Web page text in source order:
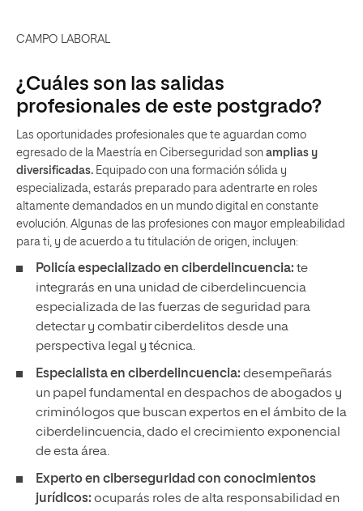
CAMPO LABORAL
¿Cuáles son las salidas
profesionales de este postgrado?
Las oportunidades profesionales que te aguardan como
egresado de la Maestría en Ciberseguridad son amplias y
diversificadas. Equipado con una formación sólida y
especializada, estarás preparado para adentrarte en roles
altamente demandados en un mundo digital en constante
evolución. Algunas de las profesiones con mayor empleabilidad
para ti, y de acuerdo a tu titulación de origen, incluyen:
Policía especializado en ciberdelincuencia: te
integrarás en una unidad de ciberdelincuencia
especializada de las fuerzas de seguridad para
detectar y combatir ciberdelitos desde una
perspectiva legal y técnica.
Especialista en ciberdelincuencia: desempeñarás
un papel fundamental en despachos de abogados y
criminólogos que buscan expertos en el ámbito de la
ciberdelincuencia, dado el crecimiento exponencial
de esta área.
Experto en ciberseguridad con conocimientos
jurídicos: ocuparás roles de alta responsabilidad en